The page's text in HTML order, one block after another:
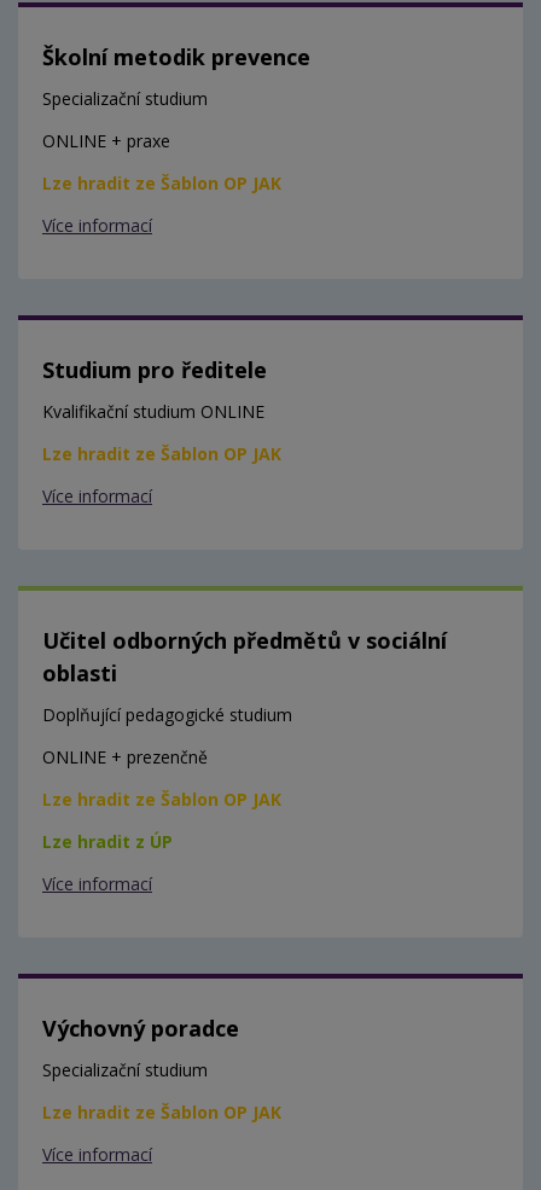
Školní metodik prevence
Specializační studium
ONLINE + praxe
Lze hradit ze Šablon OP JAK
Více informací
Studium pro ředitele
Kvalifikační studium ONLINE
Lze hradit ze Šablon OP JAK
Více informací
Učitel odborných předmětů v sociální
oblasti
Doplňující pedagogické studium
ONLINE + prezenčně
Lze hradit ze Šablon OP JAK
Lze hradit z ÚP
Více informací
Výchovný poradce
Specializační studium
Lze hradit ze Šablon OP JAK
Více informací